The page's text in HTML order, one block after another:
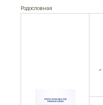
Родословная
♂